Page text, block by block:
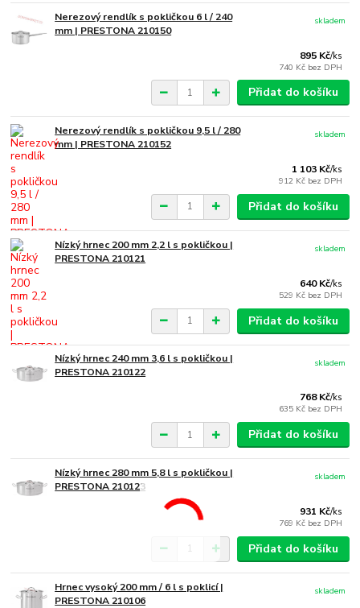
Nerezový rendlík s pokličkou 6 l / 240
mm | PRESTONA 210150
895 Kč/ks
740 Kč bez DPH
skladem
Přidat do košíku
Nerezový rendlík s pokličkou 9,5 l / 280
mm | PRESTONA 210152
1 103 Kč/ks
912 Kč bez DPH
skladem
Přidat do košíku
Nízký hrnec 200 mm 2,2 l s pokličkou |
PRESTONA 210121
640 Kč/ks
529 Kč bez DPH
skladem
Přidat do košíku
Nízký hrnec 240 mm 3,6 l s pokličkou |
PRESTONA 210122
768 Kč/ks
635 Kč bez DPH
skladem
Přidat do košíku
Nízký hrnec 280 mm 5,8 l s pokličkou |
PRESTONA 210123
931 Kč/ks
769 Kč bez DPH
skladem
Přidat do košíku
Hrnec vysoký 200 mm / 6 l s poklicí |
PRESTONA 210106
skladem